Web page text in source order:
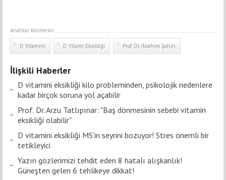
Anahtar Kelimeler
D Vitamini D Vitami Eksikliği Prof. Dr. İbrahim Şahin
İlişkili Haberler
D vitamini eksikliği kilo probleminden, psikolojik nedenlere
kadar birçok soruna yol açabilir
Prof. Dr. Arzu Tatlıpınar: "Baş dönmesinin sebebi vitamin
eksikliği olabilir"
D vitamini eksikliği MS’in seyrini bozuyor! Stres önemli bir
tetikleyici
Yazın gözlerimizi tehdit eden 8 hatalı alışkanlık!
Güneşten gelen 6 tehlikeye dikkat!